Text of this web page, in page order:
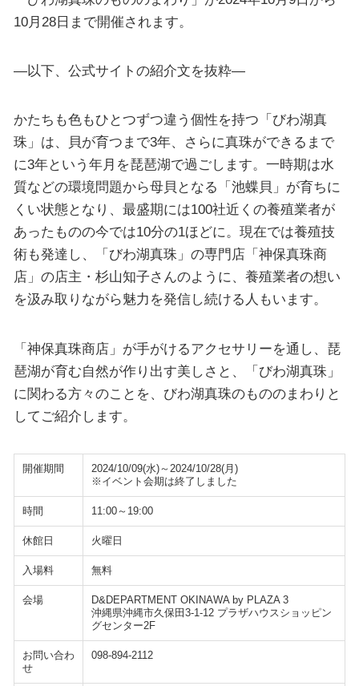
10月28日まで開催されます。
—以下、公式サイトの紹介文を抜粋—
かたちも色もひとつずつ違う個性を持つ「びわ湖真
珠」は、貝が育つまで3年、さらに真珠ができるまで
に3年という年月を琵琶湖で過ごします。一時期は水
質などの環境問題から母貝となる「池蝶貝」が育ちに
くい状態となり、最盛期には100社近くの養殖業者が
あったものの今では10分の1ほどに。現在では養殖技
術も発達し、「びわ湖真珠」の専門店「神保真珠商
店」の店主・杉山知子さんのように、養殖業者の想い
を汲み取りながら魅力を発信し続ける人もいます。
「神保真珠商店」が手がけるアクセサリーを通し、琵
琶湖が育む自然が作り出す美しさと、「びわ湖真珠」
に関わる方々のことを、びわ湖真珠のもののまわりと
してご紹介します。
開催期間
2024/10/09(水)～2024/10/28(月)
※イベント会期は終了しました
時間 11:00～19:00
休館日 火曜日
入場料 無料
会場
D&DEPARTMENT OKINAWA by PLAZA 3
沖縄県沖縄市久保田3-1-12 プラザハウスショッピン
グセンター2F
お問い合わ
せ
098-894-2112